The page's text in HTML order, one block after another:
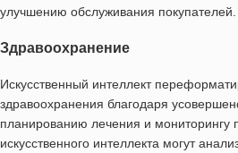
улучшению обслуживания покупателей.
Здравоохранение
Искусственный интеллект
здравоохранения благодаря
планированию лечения и мониторингу
искусственного интеллекта могут